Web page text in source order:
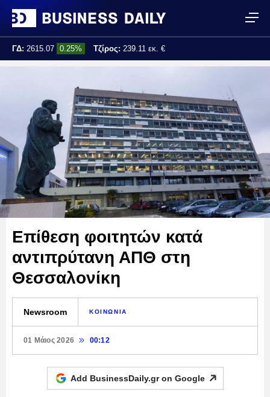
ΓΔ: 2615.07 0.25% Τζίρος: 239.11 εκ. €
Επίθεση φοιτητών κατά
αντιπρύτανη ΑΠΘ στη
Θεσσαλονίκη
Newsroom ΚΟΙΝΩΝΙΑ
01 Μάιος 2026 00:12
Add BusinessDaily.gr on Google